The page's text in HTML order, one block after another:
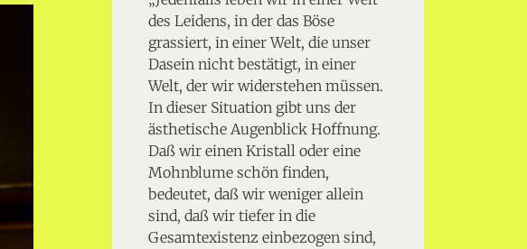
des Leidens, in der das Böse
grassiert, in einer Welt, die unser
Dasein nicht bestätigt, in einer
Welt, der wir widerstehen müssen.
In dieser Situation gibt uns der
ästhetische Augenblick Hoffnung.
Daß wir einen Kristall oder eine
Mohnblume schön finden,
bedeutet, daß wir weniger allein
sind, daß wir tiefer in die
Gesamtexistenz einbezogen sind,